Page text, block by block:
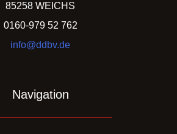
85258 WEICHS
0160-979 52 762
info@ddbv.de
Navigation